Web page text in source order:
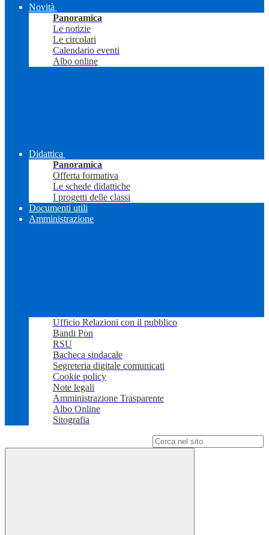
Novità
Panoramica
Le notizie
Le circolari
Calendario eventi
Albo online
Didattica
Panoramica
Offerta formativa
Le schede didattiche
I progetti delle classi
Documenti utili
Amministrazione
Ufficio Relazioni con il pubblico
Bandi Pon
RSU
Bacheca sindacale
Segreteria digitale comunicati
Cookie policy
Note legali
Amministrazione Trasparente
Albo Online
Sitografia